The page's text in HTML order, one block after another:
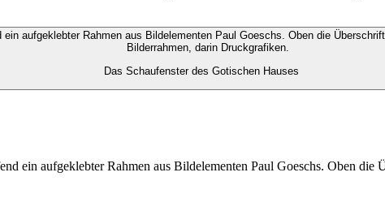
Das Schaufenster des Gotischen Hauses